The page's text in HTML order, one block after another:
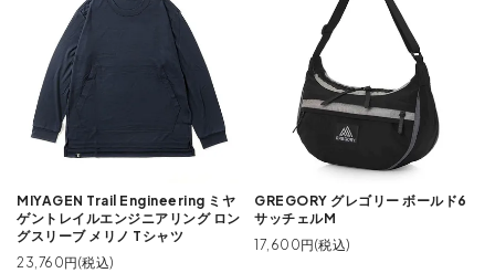
MIYAGEN Trail Engineering ミヤ
ゲントレイルエンジニアリング ロン
グスリーブ メリノ Tシャツ
23,760円(税込)
GREGORY グレゴリー ボールド6
サッチェルM
17,600円(税込)